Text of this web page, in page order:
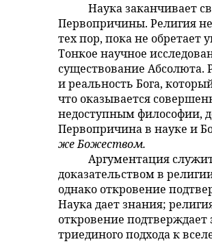
Наука заканчивает
Первопричины. Религия
тех пор, пока не обретает
Тонкое научное
существование Абсолюта.
и реальность Бога,
что оказывается
недоступным философии,
Первопричина в науке и
же Божеством.
Аргументация
доказательством в
однако откровение
Наука дает знания;
откровение подтверждает
триединого подхода к